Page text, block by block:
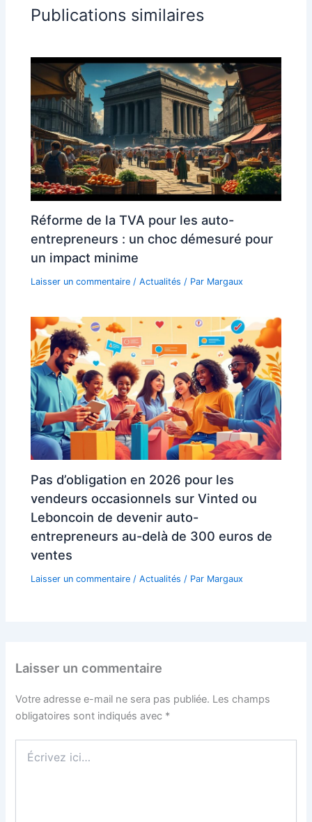
Publications similaires
Réforme de la TVA pour les auto-
entrepreneurs : un choc démesuré pour
un impact minime
Laisser un commentaire /Actualités / Par Margaux
Pas d’obligation en 2026 pour les
vendeurs occasionnels sur Vinted ou
Leboncoin de devenir auto-
entrepreneurs au-delà de 300 euros de
ventes
Laisser un commentaire /Actualités / Par Margaux
Laisser un commentaire
Votre adresse e-mail ne sera pas publiée. Les champs
obligatoires sont indiqués avec *
ici…